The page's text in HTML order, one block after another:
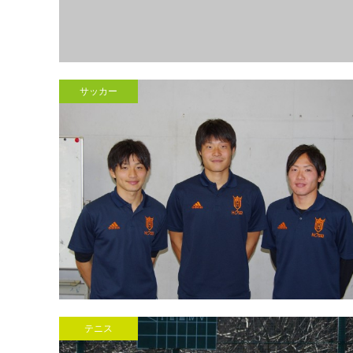
サッカー
テニス